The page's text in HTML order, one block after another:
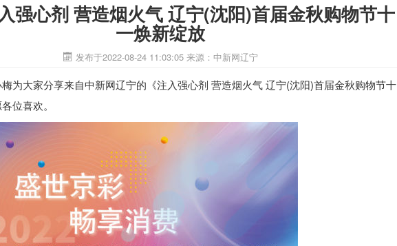
强心剂 营造烟火气 辽宁(沈阳)首届金秋购物节十
一焕新绽放
发布于2022-08-24 11:03:05 来源：中新网辽宁
为大家分享来自中新网辽宁的《注入强心剂 营造烟火气 辽宁(沈阳)首届金秋购物节十
位喜欢。